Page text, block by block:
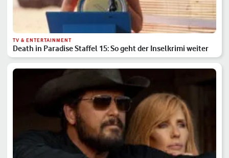
TV & ENTERTAINMENT
Death in Paradise Staffel 15: So geht der Inselkrimi weiter